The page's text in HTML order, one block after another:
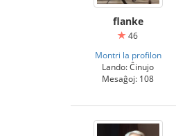
flanke
46
Montri la profilon
Lando: Ĉinujo
Mesaĝoj: 108